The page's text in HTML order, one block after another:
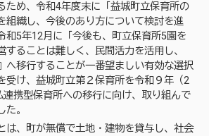
ため、令和4年度末に「益城町立保育所の
組織し、今後のあり方について検討を進
和5年12月に「今後も、町立保育所5園を
することは難しく、民間活力を活用し、
へ移行することが一番望ましい有効な選択
受け、益城町立第２保育所を令和９年（2
携型保育所への移行に向け、取り組んで
。
、町が無償で土地・建物を貸与し、社会